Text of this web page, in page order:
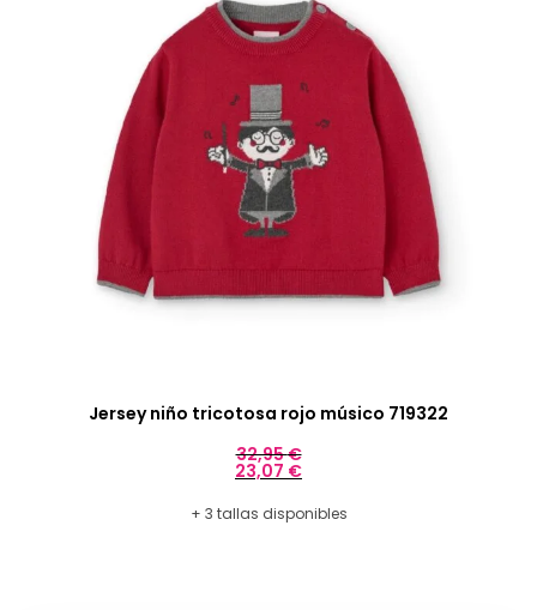
Jersey niño tricotosa rojo músico 719322
32,95€
23,07 €
+ 3 tallas disponibles